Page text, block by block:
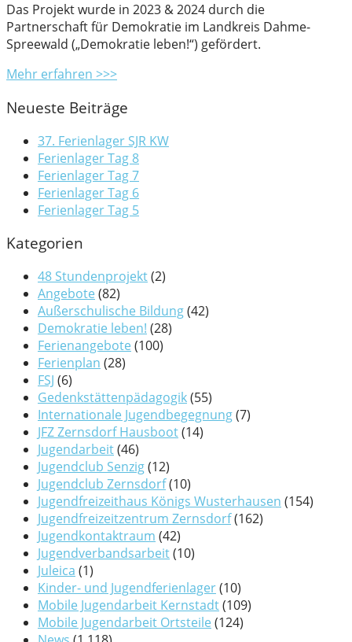
Das Projekt wurde in 2023 & 2024 durch die
Partnerschaft für Demokratie im Landkreis Dahme-
Spreewald („Demokratie leben!“) gefördert.
Mehr erfahren >>>
Neueste Beiträge
37. Ferienlager SJR KW
Ferienlager Tag 8
Ferienlager Tag 7
Ferienlager Tag 6
Ferienlager Tag 5
Kategorien
48 Stundenprojekt(2)
Angebote (82)
Außerschulische Bildung(42)
Demokratie leben! (28)
Ferienangebote (100)
Ferienplan (28)
FSJ (6)
Gedenkstättenpädagogik(55)
Internationale Jugendbegegnung(7)
JFZ Zernsdorf Hausboot(14)
Jugendarbeit(46)
Jugendclub Senzig(12)
Jugendclub Zernsdorf(10)
Jugendfreizeithaus Königs Wusterhausen (154)
Jugendfreizeitzentrum Zernsdorf(162)
Jugendkontaktraum (42)
Jugendverbandsarbeit(10)
Juleica (1)
Kinder- und Jugendferienlager(10)
Mobile Jugendarbeit Kernstadt(109)
Mobile Jugendarbeit Ortsteile (124)